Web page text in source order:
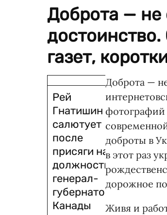
Доброта — не
достоинство.
газет,
Рей
Гнатишин
салютует
после
присяги на
должность
генерал-
губернатора
Канады
Доброта —
фотографий
доброты в
в этот раз
дорожное
Живя и